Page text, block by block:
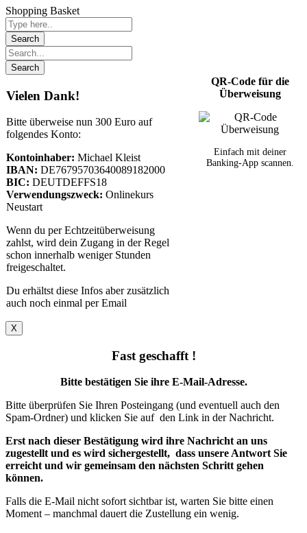
Shopping Basket
Vielen Dank!
Bitte überweise nun 300 Euro auf
folgendes Konto:
Kontoinhaber: Michael Kleist
IBAN: DE76795703640089182000
BIC: DEUTDEFFS18
Verwendungszweck: Onlinekurs
Neustart
Wenn du per Echtzeitüberweisung
zahlst, wird dein Zugang in der Regel
schon innerhalb weniger Stunden
freigeschaltet.
Du erhältst diese Infos aber zusätzlich
auch noch einmal per Email
QR-Code für die
Überweisung
Einfach mit deiner
Banking-App scannen.
X
Fast geschafft !
Bitte bestätigen Sie ihre E-Mail-Adresse.
Bitte überprüfen Sie Ihren Posteingang (und eventuell auch den
Spam-Ordner) und klicken Sie auf den Link in der Nachricht.
Erst nach dieser Bestätigung wird ihre Nachricht an uns
zugestellt und es wird sichergestellt, dass unsere Antwort Sie
erreicht und wir gemeinsam den nächsten Schritt gehen
können.
Falls die E-Mail nicht sofort sichtbar ist, warten Sie bitte einen
Moment – manchmal dauert die Zustellung ein wenig.